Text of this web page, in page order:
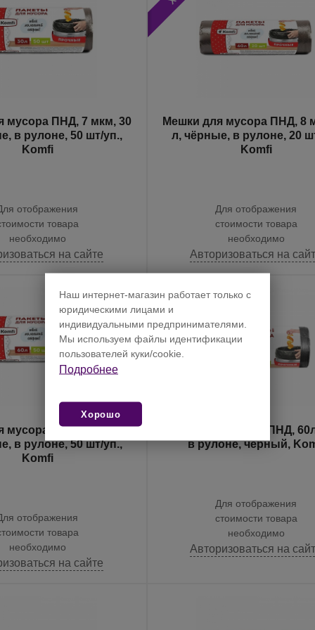
мусора ПНД, 7 мкм, 30
в рулоне, 50 шт/уп.,
Komfi
отображения
товара
необходимо
на сайте
Мешки для мусора ПНД, 8
л, чёрные, в рулоне, 20 шт/уп.,
Komfi
Для отображения
стоимости товара
необходимо
Авторизоваться на
мусора ПНД, 8 мкм, 60
Komfi
отображения
товара
необходимо
на сайте
Мешки для мусора ПНД,
в рулоне, черный,
Для отображения
стоимости товара
необходимо
Авторизоваться на
Наш интернет-магазин работает только с
юридическими лицами и
индивидуальными предпринимателями.
Мы используем файлы идентификации
пользователей куки/cookie.
Подробнее
Хорошо